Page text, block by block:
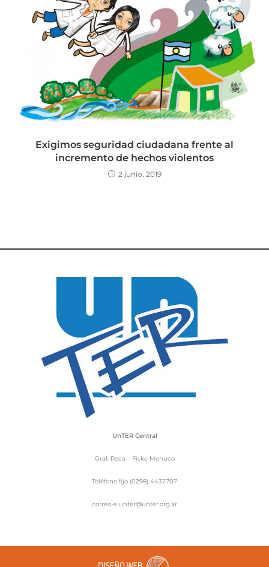
Exigimos seguridad ciudadana frente al
incremento de hechos violentos
2 junio, 2019
UnTER Central
Gral. Roca – Fiske Menuco
Teléfono fijo (0298) 4432707
correo-e unter@unter.org.ar